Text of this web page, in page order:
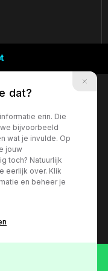
dat?
erin. Die
bijvoorbeeld
wat je invulde. Op
jouw
toch? Natuurlijk
eerlijk over. Klik
en beheer je